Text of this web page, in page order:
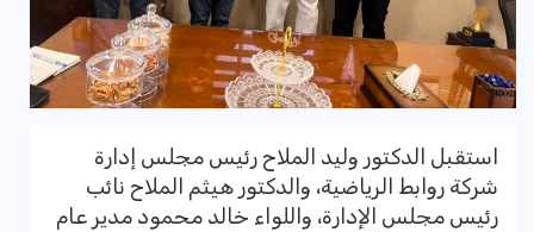
استقبل الدكتور وليد الملاح رئيس مجلس إدارة
شركة روابط الرياضية، والدكتور هيثم الملاح نائب
رئيس مجلس الإدارة، واللواء خالد محمود مدير عام